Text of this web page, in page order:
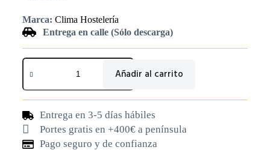
Marca: Clima Hostelería
Entrega en calle (Sólo descarga)
Añadir al carrito
Entrega en 3-5 días hábiles
Portes gratis en +400€ a península
Pago seguro y de confianza